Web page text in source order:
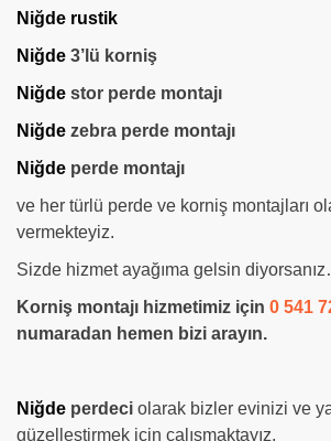
Niğde rustik
Niğde 3’lü korniş
Niğde stor perde montajı
Niğde zebra perde montajı
Niğde perde montajı
ve her türlü perde ve korniş montajları
vermekteyiz.
Sizde hizmet ayağıma gelsin
Korniş montajı hizmetimiz için 0 541
numaradan hemen bizi arayın.
Niğde perdeci olarak bizler evinizi ve
güzelleştirmek için çalışmaktayız.